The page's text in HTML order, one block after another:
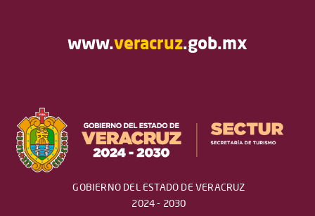
www.veracruz.gob.mx
GOBIERNO DEL ESTADO DE VERACRUZ
2024 - 2030